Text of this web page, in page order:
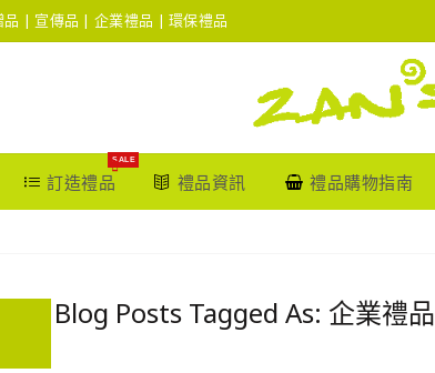
| 宣傳品 | 企業禮品 | 環保禮品
訂造禮品
SALE
禮品資訊 禮品購物指南
Blog Posts Tagged As: 企業禮品